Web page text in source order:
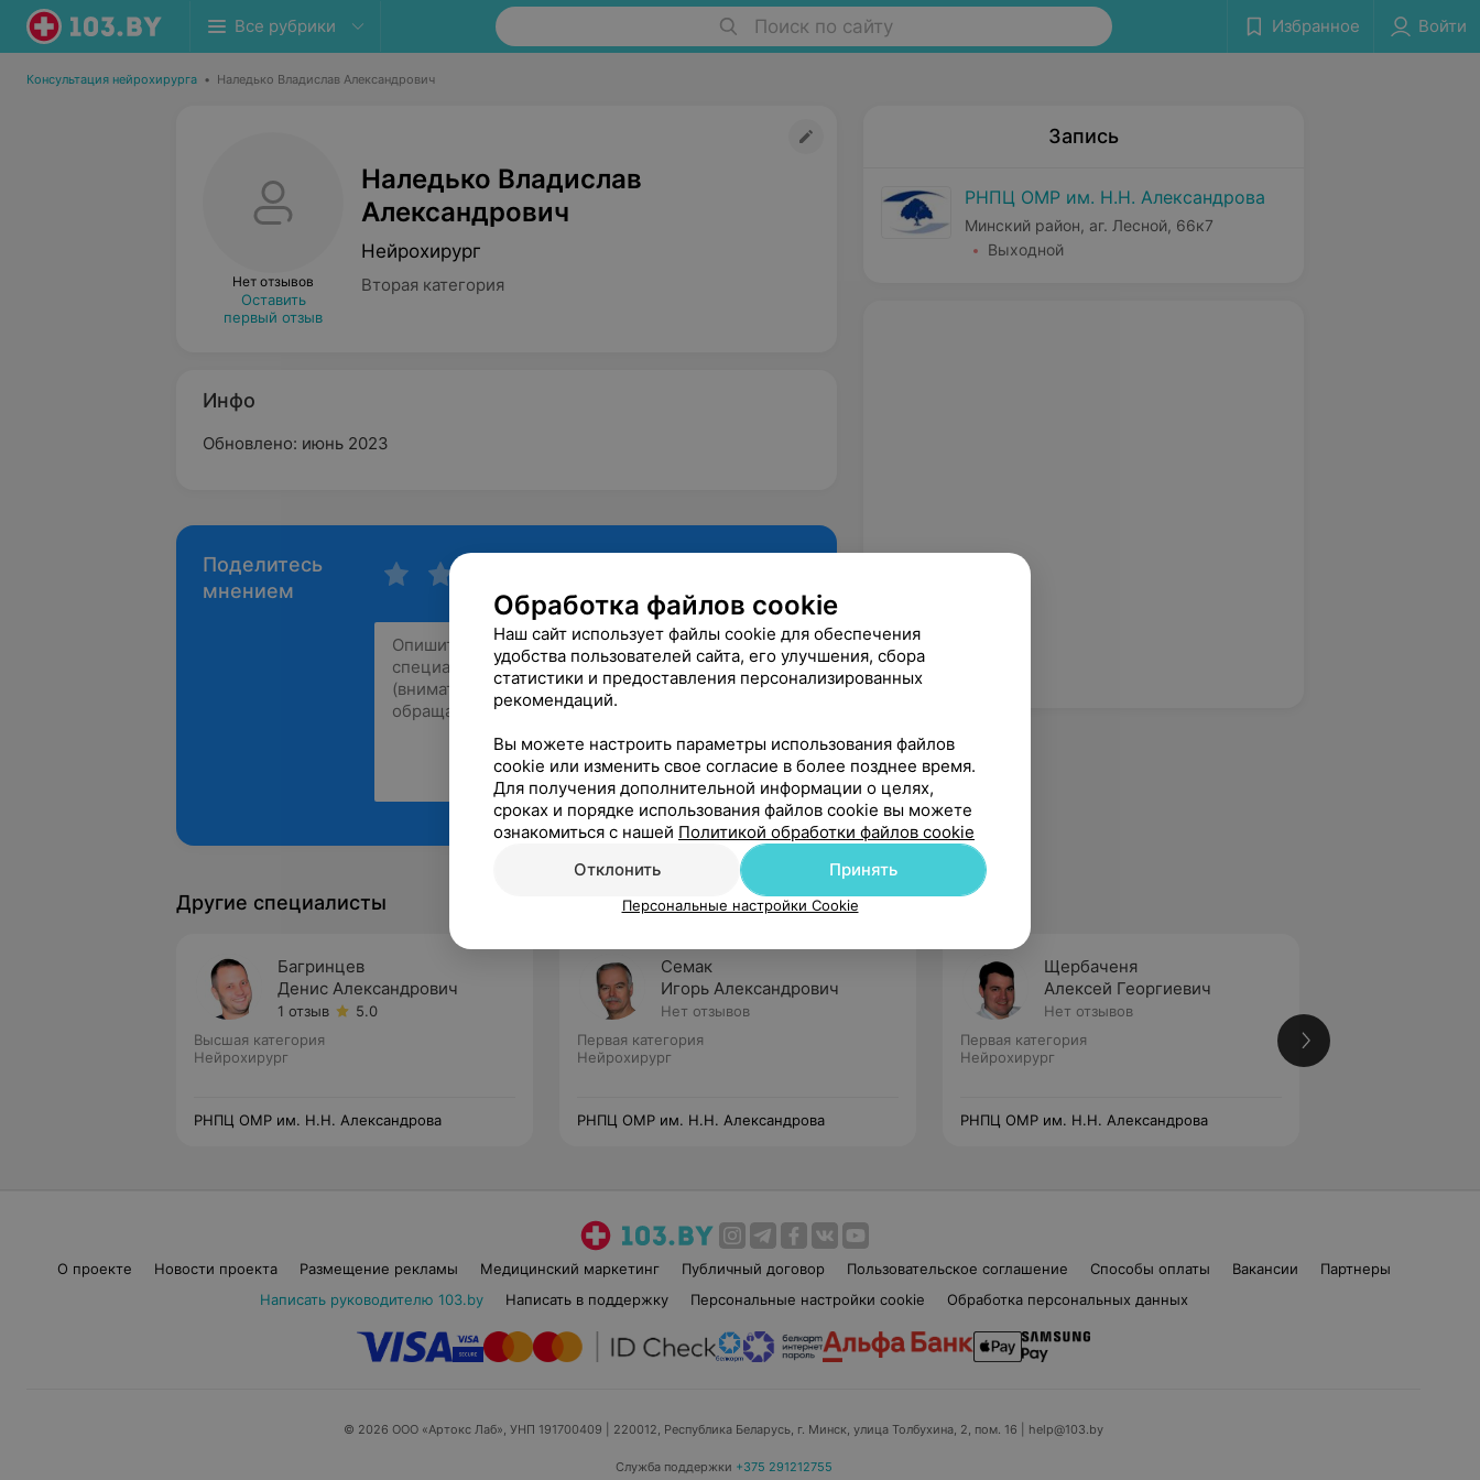
Все рубрики Поиск по сайту Избранное Войти
Консультация нейрохирурга • Наледько Владислав Александрович
Нет отзывов
Оставить
первый отзыв
Наледько Владислав
Александрович
Нейрохирург
Вторая категория
Инфо
Обновлено: июнь 2023
Поделитесь
мнением
Рекомендую
Запись
РНПЦ ОМР им. Н.Н. Александрова
Минский район, аг. Лесной, 66к7
Выходной
Другие специалисты
Багринцев
Денис Александрович
1 отзыв
5.0
Высшая категория
Нейрохирург
РНПЦ ОМР им. Н.Н. Александрова
Семак
Игорь Александрович
Нет отзывов
Первая категория
Нейрохирург
РНПЦ ОМР им. Н.Н. Александрова
Щербаченя
Алексей Георгиевич
Нет отзывов
Первая категория
Нейрохирург
РНПЦ ОМР им. Н.Н. Александрова
О проекте Новости проекта Размещение рекламы Медицинский маркетинг Публичный договор Пользовательское соглашение Способы оплаты Вакансии
Партнеры
Написать руководителю 103.by
Написать в поддержку Персональные настройки cookie Обработка персональных данных
© 2026 ООО «Артокс Лаб», УНП 191700409 | 220012, Республика Беларусь, г. Минск, улица Толбухина, 2, пом. 16 | help@103.by
Служба поддержки +375 291212755
Обработка файлов cookie
Наш сайт использует файлы cookie для обеспечения
удобства пользователей сайта, его улучшения, сбора
статистики и предоставления персонализированных
рекомендаций.
Вы можете настроить параметры использования файлов
cookie или изменить свое согласие в более позднее время.
Для получения дополнительной информации о целях,
сроках и порядке использования файлов cookie вы можете
ознакомиться с нашей Политикой обработки файлов cookie
Отклонить
Принять
Персональные настройки Cookie